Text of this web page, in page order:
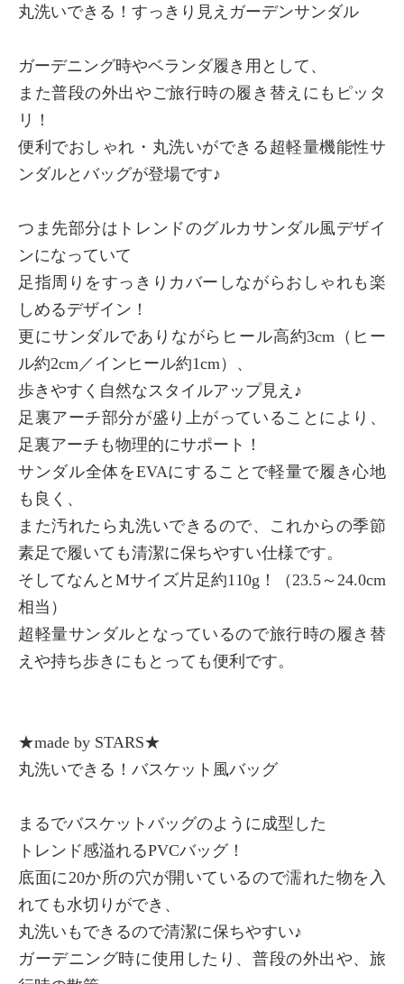
丸洗いできる！すっきり見えガーデンサンダル
ガーデニング時やベランダ履き用として、
また普段の外出やご旅行時の履き替えにもピッタ
リ！
便利でおしゃれ・丸洗いができる超軽量機能性サ
ンダルとバッグが登場です♪
つま先部分はトレンドのグルカサンダル風デザイ
ンになっていて
足指周りをすっきりカバーしながらおしゃれも楽
しめるデザイン！
更にサンダルでありながらヒール高約3cm（ヒー
ル約2cm／インヒール約1cm）、
歩きやすく自然なスタイルアップ見え♪
足裏アーチ部分が盛り上がっていることにより、
足裏アーチも物理的にサポート！
サンダル全体をEVAにすることで軽量で履き心地
も良く、
また汚れたら丸洗いできるので、これからの季節
素足で履いても清潔に保ちやすい仕様です。
そしてなんとMサイズ片足約110g！（23.5～24.0cm
相当）
超軽量サンダルとなっているので旅行時の履き替
えや持ち歩きにもとっても便利です。
★made by STARS★
丸洗いできる！バスケット風バッグ
まるでバスケットバッグのように成型した
トレンド感溢れるPVCバッグ！
底面に20か所の穴が開いているので濡れた物を入
れても水切りができ、
丸洗いもできるので清潔に保ちやすい♪
ガーデニング時に使用したり、普段の外出や、旅